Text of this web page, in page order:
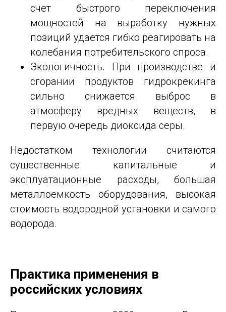
счет быстрого переключения
мощностей на выработку нужных
позиций удается гибко реагировать на
колебания потребительского спроса.
Экологичность. При производстве и
сгорании продуктов гидрокрекинга
сильно снижается выброс в
атмосферу вредных веществ, в
первую очередь диоксида серы.
Недостатком технологии считаются
существенные капитальные и
эксплуатационные расходы, большая
металлоемкость оборудования, высокая
стоимость водородной установки и самого
водорода.
Практика применения в
российских условиях